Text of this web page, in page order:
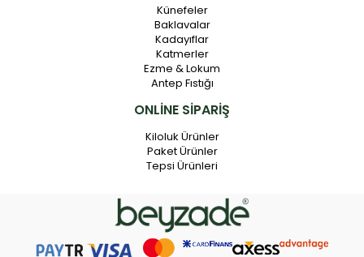
Künefeler
Baklavalar
Kadayıflar
Katmerler
Ezme & Lokum
Antep Fıstığı
ONLİNE SİPARİŞ
Kiloluk Ürünler
Paket Ürünler
Tepsi Ürünleri